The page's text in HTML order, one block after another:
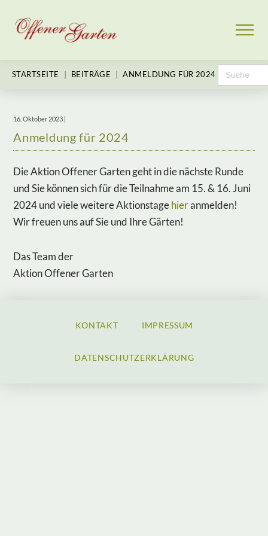
STARTSEITE | BEITRÄGE | ANMELDUNG FÜR 2024
Search
for:
16. Oktober 2023 |
Anmeldung für 2024
Die Aktion Offener Garten geht in die nächste Runde
und Sie können sich für die Teilnahme am 15. & 16. Juni
2024 und viele weitere Aktionstagehieranmelden!
Wir freuen uns auf Sie und Ihre Gärten!
Das Team der
Aktion Offener Garten
KONTAKT IMPRESSUM
DATENSCHUTZERKLÄRUNG